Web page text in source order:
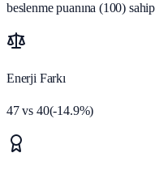
beslenme puanına (100)
Enerji Farkı
47vs 40(-14.9%)